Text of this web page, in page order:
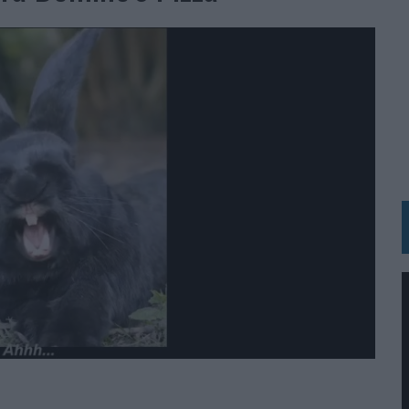
INSPIRADA EN CORNETTO, CALIPPO Y SOLERO
EL PATRIMONIO HISTÓRICO EN ACTIVOS CULTURALES Y ECONÓMICOS
GESTIÓN DE SUS RELACIONES CON LOS MEDIOS
MARCA A LARGO PLAZO Y LA MEDICIÓN SON DOS CARAS DE LA MISMA
& RESORTS
DE INUSUALY PARA CERVEZA CAPAZ
OPORTUNIDAD DE INCLUSIÓN
EN SU NUEVA CAMPAÑA GLOBAL DE MARCA